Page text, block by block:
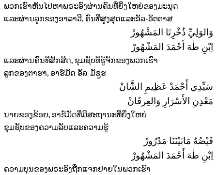
ພວກເຮົາຫັນໄປຫາພຣະອົງຜ່ານຄົນທີ່ຍິ່ງໃຫຍ່ຂອງມະນຸດ
ແລະຜ່ານລູກຂອງອາລາວີ, ຄົນທີ່ສູງສຸດແລະອັລ-ອັຕຕາສ
وَالوَلِيِّ ذُخْرِنَا المَشْهُورْ
اِبْنِ طٰهَ أَحْمَدَ المَشْهُورْ
ແລະຜ່ານຄົນທີ່ສັກສິດ, ຂຸມຊັບທີ່ຮູ້ຈັກຂອງພວກເຮົາ
ລູກຂອງຕາຮາ, ອາຮ໌ມັດ ອັລ-ມັຊູຮ
سَيِّدِي أَحْمَدْ عَظِیمِ الشَّانْ
مَعْدِنِ الأَسْرَارِ وَالعِرفَانْ
ນາຍຂອງຂ້ອຍ, ອາຮ໌ມັດທີ່ມີສະຖານະທີ່ຍິ່ງໃຫຍ່
ຂຸມຊັບຂອງຄວາມລັບແລະຄວາມຮູ້
فَيْضُهُ مَابَيْنَنَا مَدْرُورْ
اِبْنِ طٰهَ أَحْمَدَ المَشْهُورْ
ຄວາມບຸນຂອງພຣະອົງຖືກແຈກຢາຍໃນພວກເຮົາ